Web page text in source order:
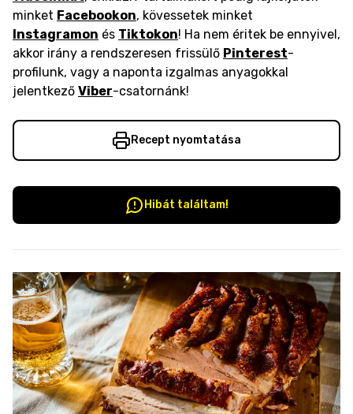
minket Facebookon, kövessetek minket
Instagramon és Tiktokon! Ha nem éritek be ennyivel,
akkor irány a rendszeresen frissülő Pinterest-
profilunk, vagy a naponta izgalmas anyagokkal
jelentkező Viber-csatornánk!
Recept nyomtatása
Hibát találtam!